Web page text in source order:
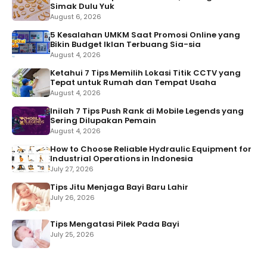
Simak Dulu Yuk
August 6, 2026
5 Kesalahan UMKM Saat Promosi Online yang
Bikin Budget Iklan Terbuang Sia-sia
August 4, 2026
Ketahui 7 Tips Memilih Lokasi Titik CCTV yang
Tepat untuk Rumah dan Tempat Usaha
August 4, 2026
Inilah 7 Tips Push Rank di Mobile Legends yang
Sering Dilupakan Pemain
August 4, 2026
How to Choose Reliable Hydraulic Equipment for
Industrial Operations in Indonesia
July 27, 2026
Tips Jitu Menjaga Bayi Baru Lahir
July 26, 2026
Tips Mengatasi Pilek Pada Bayi
July 25, 2026